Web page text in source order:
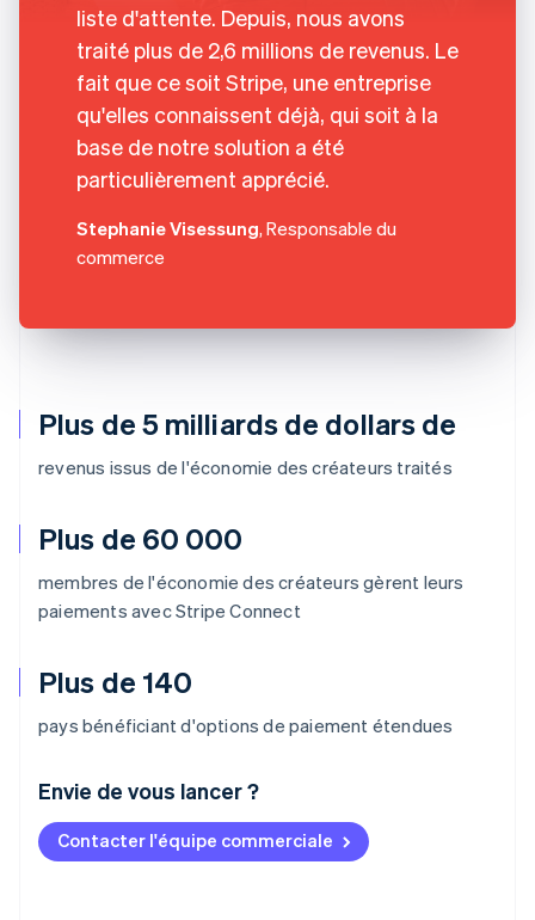
Plus de 5 milliards de dollars de
revenus issus de l'économie des créateurs traités
Plus de 60 000
membres de l'économie des créateurs gèrent leurs
paiements avec Stripe Connect
Plus de 140
pays bénéficiant d'options de paiement étendues
Envie de vous lancer ?
Contacter l'équipe commerciale
liste d'attente. Depuis, nous avons
traité plus de 2,6 millions de revenus. Le
fait que ce soit Stripe, une entreprise
qu'elles connaissent déjà, qui soit à la
base de notre solution a été
particulièrement apprécié.
Stephanie Visessung, Responsable du
commerce
Allemagne